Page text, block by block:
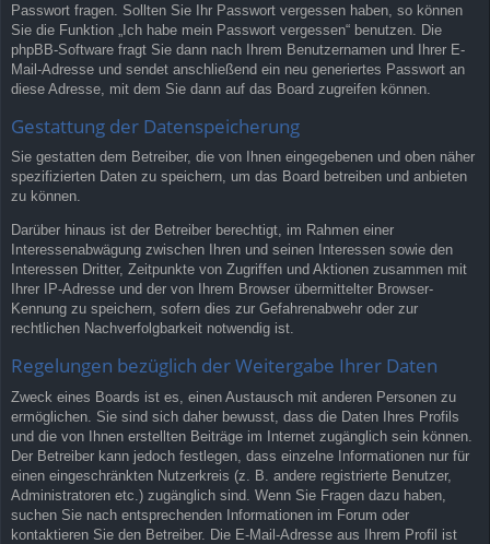
Passwort fragen. Sollten Sie Ihr Passwort vergessen haben, so können
Sie die Funktion „Ich habe mein Passwort vergessen“ benutzen. Die
phpBB-Software fragt Sie dann nach Ihrem Benutzernamen und Ihrer E-
Mail-Adresse und sendet anschließend ein neu generiertes Passwort an
diese Adresse, mit dem Sie dann auf das Board zugreifen können.
Gestattung der Datenspeicherung
Sie gestatten dem Betreiber, die von Ihnen eingegebenen und oben näher
spezifizierten Daten zu speichern, um das Board betreiben und anbieten
zu können.
Darüber hinaus ist der Betreiber berechtigt, im Rahmen einer
Interessenabwägung zwischen Ihren und seinen Interessen sowie den
Interessen Dritter, Zeitpunkte von Zugriffen und Aktionen zusammen mit
Ihrer IP-Adresse und der von Ihrem Browser übermittelter Browser-
Kennung zu speichern, sofern dies zur Gefahrenabwehr oder zur
rechtlichen Nachverfolgbarkeit notwendig ist.
Regelungen bezüglich der Weitergabe Ihrer Daten
Zweck eines Boards ist es, einen Austausch mit anderen Personen zu
ermöglichen. Sie sind sich daher bewusst, dass die Daten Ihres Profils
und die von Ihnen erstellten Beiträge im Internet zugänglich sein können.
Der Betreiber kann jedoch festlegen, dass einzelne Informationen nur für
einen eingeschränkten Nutzerkreis (z. B. andere registrierte Benutzer,
Administratoren etc.) zugänglich sind. Wenn Sie Fragen dazu haben,
suchen Sie nach entsprechenden Informationen im Forum oder
kontaktieren Sie den Betreiber. Die E-Mail-Adresse aus Ihrem Profil ist